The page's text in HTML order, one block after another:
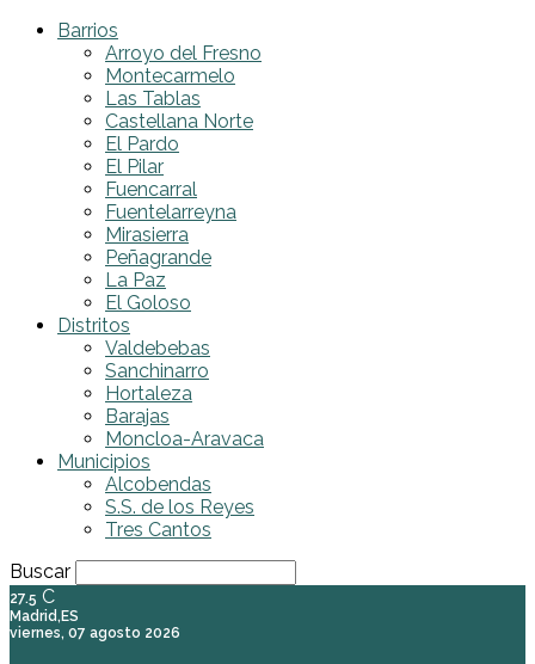
Barrios
Arroyo del Fresno
Montecarmelo
Las Tablas
Castellana Norte
El Pardo
El Pilar
Fuencarral
Fuentelarreyna
Mirasierra
Peñagrande
La Paz
El Goloso
Distritos
Valdebebas
Sanchinarro
Hortaleza
Barajas
Moncloa-Aravaca
Municipios
Alcobendas
S.S. de los Reyes
Tres Cantos
Buscar
27.5 C
Madrid,ES
viernes, 07 agosto 2026